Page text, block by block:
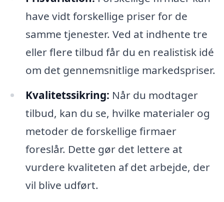
have vidt forskellige priser for de
samme tjenester. Ved at indhente tre
eller flere tilbud får du en realistisk idé
om det gennemsnitlige markedspriser.
Kvalitetssikring: Når du modtager
tilbud, kan du se, hvilke materialer og
metoder de forskellige firmaer
foreslår. Dette gør det lettere at
vurdere kvaliteten af det arbejde, der
vil blive udført.